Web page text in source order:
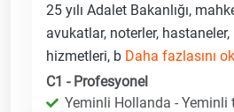
25 yılı Adalet Bakanlığı,
avukatlar, noterler, hastaneler,
hizmetleri, b Daha fazlasını
C1 - Profesyonel
Yeminli Hollanda - Yeminli